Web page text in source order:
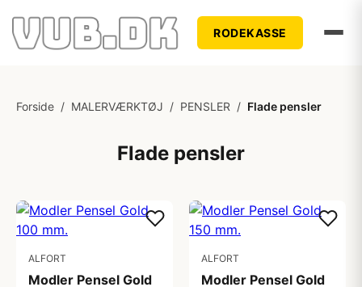
RODEKASSE
Forside / MALERVÆRKTØJ / PENSLER / Flade pensler
Flade pensler
ALFORT
Modler Pensel Gold
ALFORT
Modler Pensel Gold